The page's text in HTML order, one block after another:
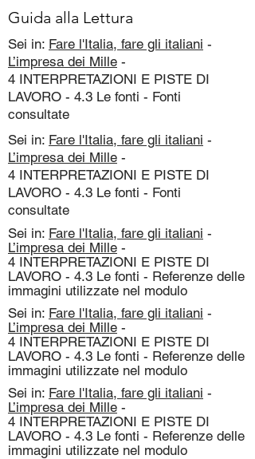
Guida alla Lettura
Sei in: Fare l'Italia, fare gli italiani -
L’impresa dei Mille -
4 INTERPRETAZIONI E PISTE DI
LAVORO - 4.3 Le fonti - Fonti
consultate
Sei in: Fare l'Italia, fare gli italiani -
L’impresa dei Mille -
4 INTERPRETAZIONI E PISTE DI
LAVORO - 4.3 Le fonti - Fonti
consultate
Sei in: Fare l'Italia, fare gli italiani -
L’impresa dei Mille -
4 INTERPRETAZIONI E PISTE DI
LAVORO - 4.3 Le fonti - Referenze delle
immagini utilizzate nel modulo
Sei in: Fare l'Italia, fare gli italiani -
L’impresa dei Mille -
4 INTERPRETAZIONI E PISTE DI
LAVORO - 4.3 Le fonti - Referenze delle
immagini utilizzate nel modulo
Sei in: Fare l'Italia, fare gli italiani -
L’impresa dei Mille -
4 INTERPRETAZIONI E PISTE DI
LAVORO - 4.3 Le fonti - Referenze delle
immagini utilizzate nel modulo